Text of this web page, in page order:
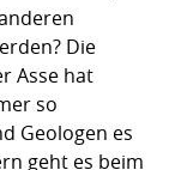
Die
Asse hat
so
Geologen es
geht es beim